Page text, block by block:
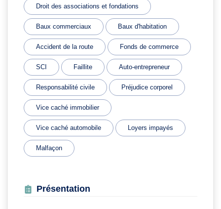
Droit des associations et fondations
Baux commerciaux Baux d'habitation
Accident de la route Fonds de commerce
SCI Faillite Auto-entrepreneur
Responsabilité civile Préjudice corporel
Vice caché immobilier
Vice caché automobile Loyers impayés
Malfaçon
Présentation